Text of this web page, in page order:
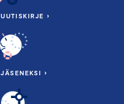
›
›